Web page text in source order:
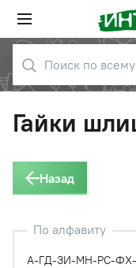
Гайки
Назад
По алфавиту
А-ГД-ЗИ-МН-РС-Ф